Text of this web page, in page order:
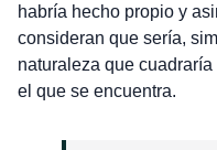
habría hecho propio y
consideran que sería,
naturaleza que
el que se encuentra.